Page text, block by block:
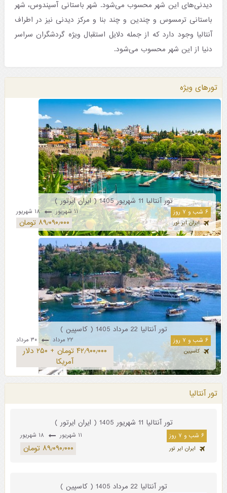
دیدنی‌های این شهر محسوب می‌شود. شهر باستانی آسپندوس، شهر
باستانی ترمسوس و چندین و چند بنا و مرکز دیدنی نیز در اطراف
آنتالیا وجود دارد که از جمله دلایل استقبال ویژه گردشگران سراسر
دنیا از این شهر محسوب می‌شود.
تورهای ویژه
تور آنتالیا 11 شهریور 1405 ( ایران ایرتور )
۶ شب و ۷ روز ۱۱ شهریور ۱۸ شهریور
ایران ایر تور ۸۹٫۰۹۰٫۰۰۰ تومان
تور آنتالیا 22 مرداد 1405 ( کاسپین )
۶ شب و ۷ روز ۲۲ مرداد ۳۰ مرداد
کاسپین
۴۲٫۹۰۰٫۰۰۰ تومان + ۲۵۰ دلار
آمریکا
تور آنتالیا
تور آنتالیا 11 شهریور 1405 ( ایران ایرتور )
۶ شب و ۷ روز ۱۱ شهریور ۱۸ شهریور
ایران ایر تور ۸۹٫۰۹۰٫۰۰۰ تومان
تور آنتالیا 22 مرداد 1405 ( کاسپین )